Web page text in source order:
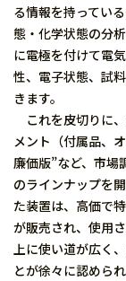
る情報を持ってい
態・化学状態の分
に電極を付けて電
性、電子状態、試
きます。
これを皮切りに
メント（付属品、
廉価版”など、市場
のラインナップを
た装置は、高価で
が販売され、使用
上に使い道が広く
とが徐々に認めら